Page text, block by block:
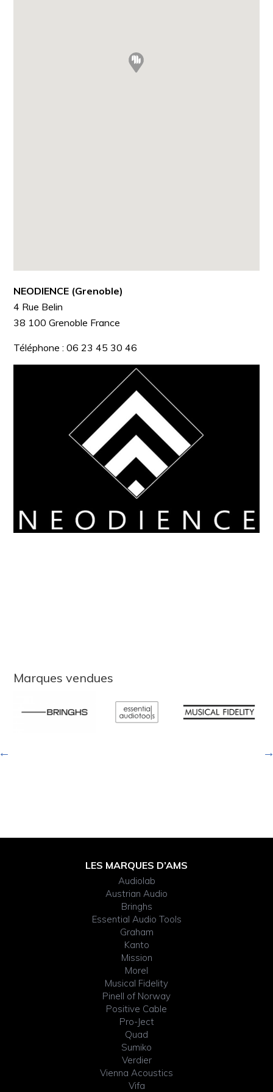
NEODIENCE (Grenoble)
4 Rue Belin
38 100Grenoble France
Téléphone :06 23 45 30 46
Marques vendues
LES MARQUES D’AMS
Audiolab
Austrian Audio
Bringhs
Essential Audio Tools
Graham
Kanto
Mission
Morel
Musical Fidelity
Pinell of Norway
Positive Cable
Pro-Ject
Quad
Sumiko
Verdier
Vienna Acoustics
Vifa